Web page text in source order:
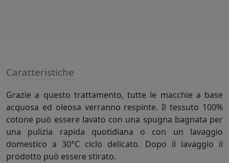
Caratteristiche
Grazie a questo trattamento, tutte le macchie a base
acquosa ed oleosa verranno respinte. Il tessuto 100%
cotone può essere lavato con una spugna bagnata per
una pulizia rapida quotidiana o con un lavaggio
domestico a 30°C ciclo delicato. Dopo il lavaggio il
prodotto può essere stirato.